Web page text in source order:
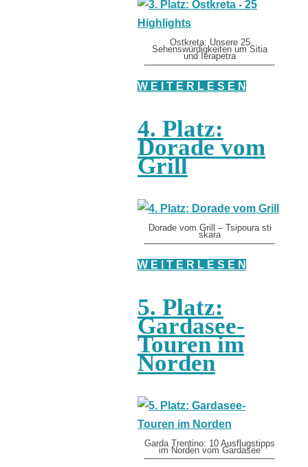
Ostkreta: Unsere 25
Sehenswürdigkeiten um Sitia
und Ierapetra
W E I T E R L E S E N
4. Platz:
Dorade vom
Grill
Dorade vom Grill – Tsipoura sti
skara
W E I T E R L E S E N
5. Platz:
Gardasee-
Touren im
Norden
Garda Trentino: 10 Ausflugstipps
im Norden vom Gardasee